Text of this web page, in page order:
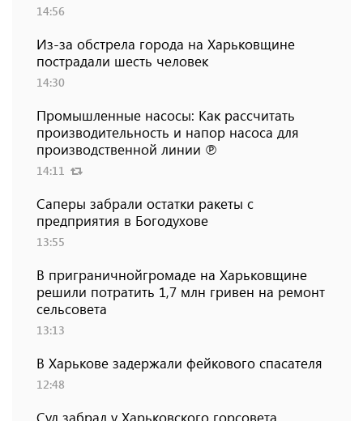
14:56
Из-за обстрела города на Харьковщине
пострадали шесть человек
14:30
Промышленные насосы: Как рассчитать
производительность и напор насоса для
производственной линии ℗
14:11
Саперы забрали остатки ракеты с
предприятия в Богодухове
13:55
В приграничнойгромаде на Харьковщине
решили потратить 1,7 млн ​​гривен на ремонт
сельсовета
13:13
В Харькове задержали фейкового спасателя
12:48
Суд забрал у Харьковского горсовета